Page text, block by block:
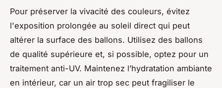
Pour préserver la vivacité des couleurs, évitez
l'exposition prolongée au soleil direct qui peut
altérer la surface des ballons. Utilisez des ballons
de qualité supérieure et, si possible, optez pour un
traitement anti-UV. Maintenez l’hydratation ambiante
en intérieur, car un air trop sec peut fragiliser le